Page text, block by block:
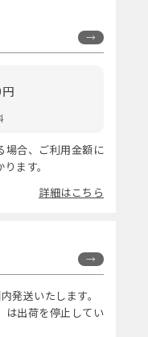
場合、ご利用金額に
ます。
詳細はこちら
発送いたします。
は出荷を停止してい